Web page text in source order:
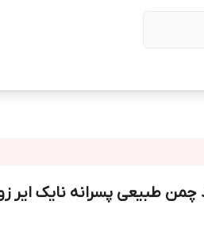
طبیعی پسرانه نایک ایر